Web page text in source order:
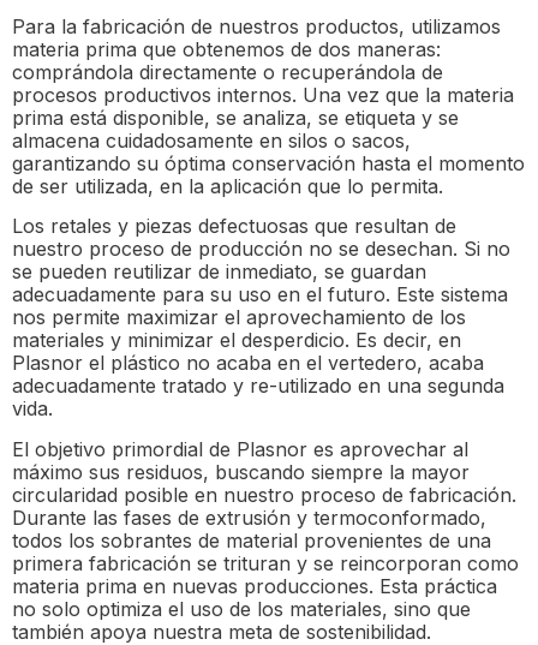
Para la fabricación de nuestros productos, utilizamos
materia prima que obtenemos de dos maneras:
comprándola directamente o recuperándola de
procesos productivos internos. Una vez que la materia
prima está disponible, se analiza, se etiqueta y se
almacena cuidadosamente en silos o sacos,
garantizando su óptima conservación hasta el momento
de ser utilizada, en la aplicación que lo permita.
Los retales y piezas defectuosas que resultan de
nuestro proceso de producción no se desechan. Si no
se pueden reutilizar de inmediato, se guardan
adecuadamente para su uso en el futuro. Este sistema
nos permite maximizar el aprovechamiento de los
materiales y minimizar el desperdicio. Es decir, en
Plasnor el plástico no acaba en el vertedero, acaba
adecuadamente tratado y re-utilizado en una segunda
vida.
El objetivo primordial de Plasnor es aprovechar al
máximo sus residuos, buscando siempre la mayor
circularidad posible en nuestro proceso de fabricación.
Durante las fases de extrusión y termoconformado,
todos los sobrantes de material provenientes de una
primera fabricación se trituran y se reincorporan como
materia prima en nuevas producciones. Esta práctica
no solo optimiza el uso de los materiales, sino que
también apoya nuestra meta de sostenibilidad.